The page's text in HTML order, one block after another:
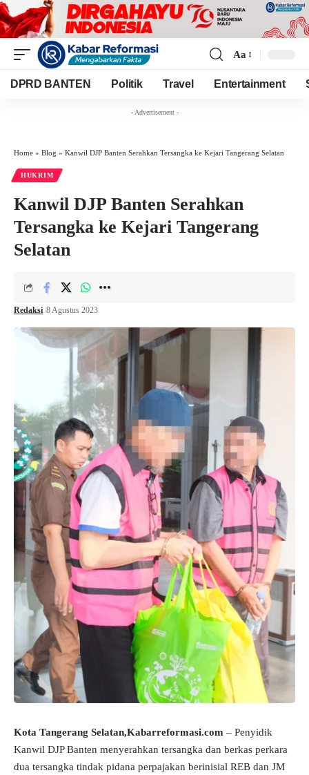
Resizer
Aa
DPRD BANTEN Politik Travel Entertainment
- Advertisement -
Home » Blog » Kanwil DJP Banten Serahkan Tersangka ke Kejari Tangerang Selatan
HUKRIM
Kanwil DJP Banten Serahkan
Tersangka ke Kejari Tangerang
Selatan
Redaksi 8 Agustus 2023
Kota Tangerang Selatan,Kabarreformasi.com – Penyidik
Kanwil DJP Banten menyerahkan tersangka dan berkas perkara
dua tersangka tindak pidana perpajakan berinisial REB dan JM